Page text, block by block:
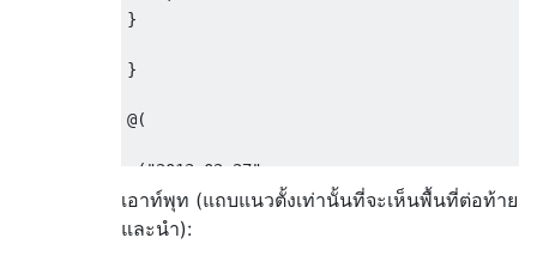
}
}
@(
,( "2013-02-27"
"2  3  1  4   ",
"0  1  2  3  7"
"5     67    8"
เอาท์พุท (แถบแนวตั้งเท่านั้นที่จะเห็นพื้นที่ต่อท้าย
และนำ):